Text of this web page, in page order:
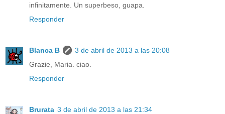
infinitamente. Un superbeso, guapa.
Responder
Blanca B
3 de abril de 2013 a las 20:08
Grazie, Maria. ciao.
Responder
Brurata 3 de abril de 2013 a las 21:34